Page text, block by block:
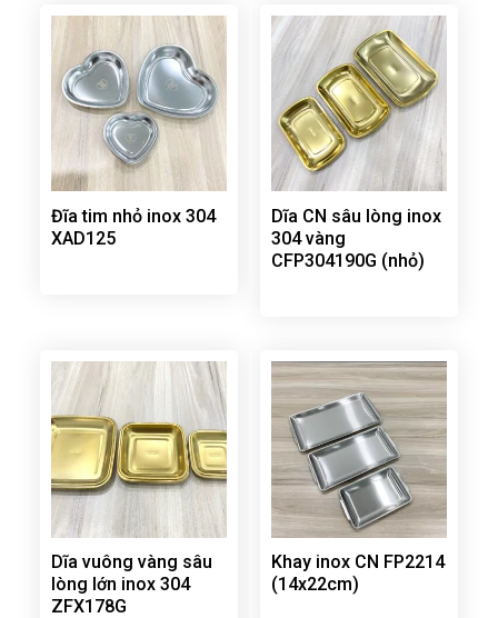
Đĩa tim nhỏ inox 304
XAD125
Dĩa CN sâu lòng inox
304 vàng
CFP304190G (nhỏ)
Dĩa vuông vàng sâu
lòng lớn inox 304
ZFX178G
Khay inox CN FP2214
(14x22cm)